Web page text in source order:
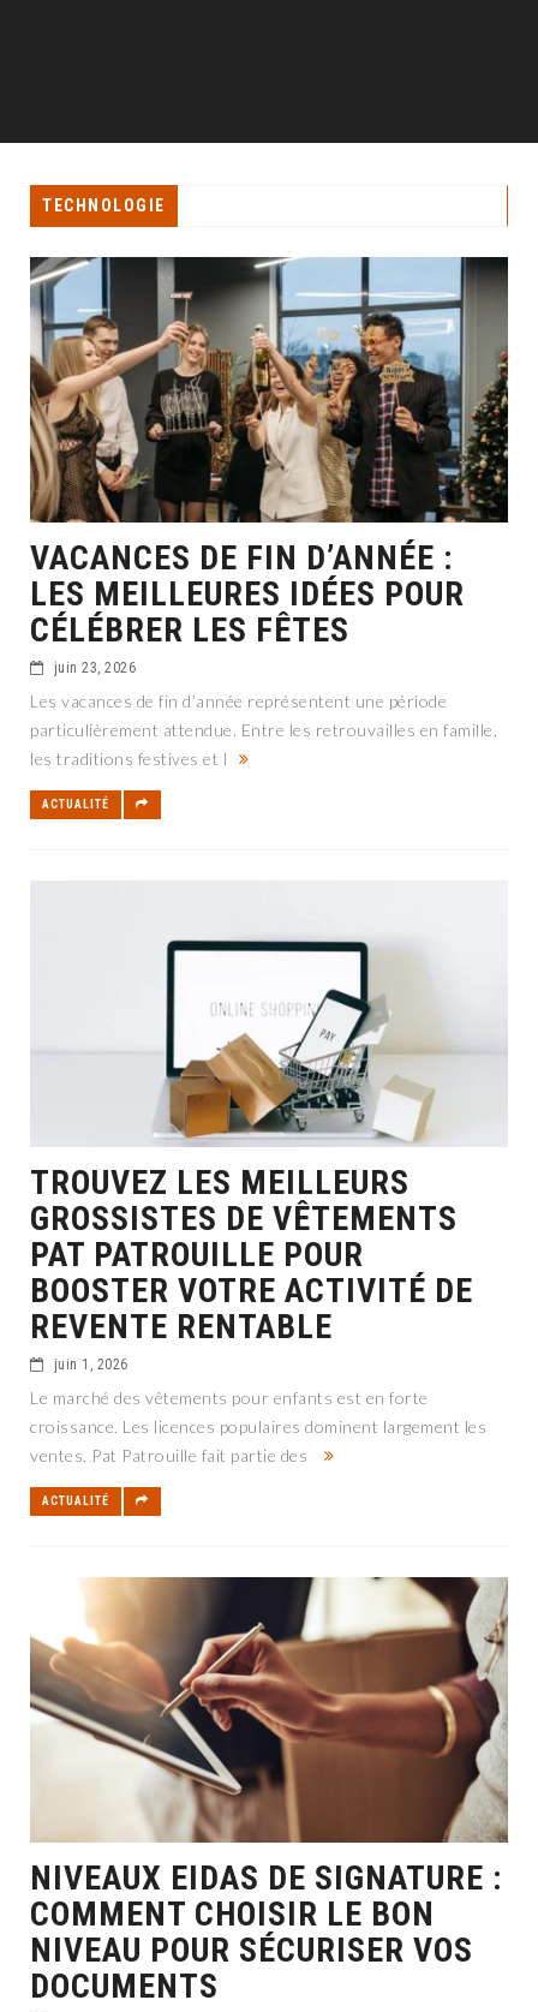
TECHNOLOGIE
VACANCES DE FIN D’ANNÉE :
LES MEILLEURES IDÉES POUR
CÉLÉBRER LES FÊTES
juin 23, 2026
Les vacances de fin d’année représentent une période
particulièrement attendue. Entre les retrouvailles en famille,
les traditions festives et l
ACTUALITÉ
TROUVEZ LES MEILLEURS
GROSSISTES DE VÊTEMENTS
PAT PATROUILLE POUR
BOOSTER VOTRE ACTIVITÉ DE
REVENTE RENTABLE
juin 1, 2026
Le marché des vêtements pour enfants est en forte
croissance. Les licences populaires dominent largement les
ventes. Pat Patrouille fait partie des
ACTUALITÉ
NIVEAUX EIDAS DE SIGNATURE :
COMMENT CHOISIR LE BON
NIVEAU POUR SÉCURISER VOS
DOCUMENTS